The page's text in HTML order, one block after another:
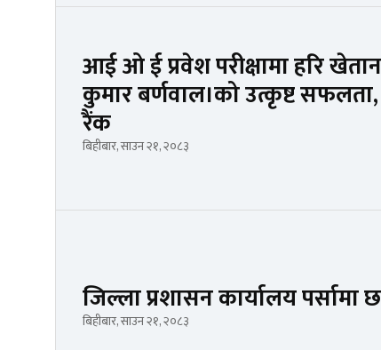
आई ओ ई प्रवेश परीक्षामा हरि
कुमार बर्णवाल।को उत्कृष्ट
रैंक
बिहीबार, साउन २१, २०८३
जिल्ला प्रशासन कार्यालय
बिहीबार, साउन २१, २०८३